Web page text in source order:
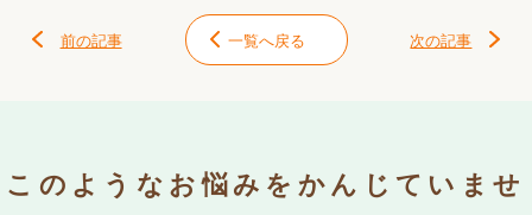
前の記事 一覧へ戻る 次の記事
このようなお悩みをかんじていませ